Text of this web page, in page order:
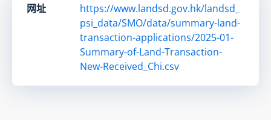
网址
https://www.landsd.gov.hk/landsd_
psi_data/SMO/data/summary-land-
transaction-applications/2025-01-
Summary-of-Land-Transaction-
New-Received_Chi.csv